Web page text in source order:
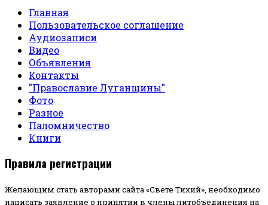
Главная
Пользовательское соглашение
Аудиозаписи
Видео
Объявления
Контакты
"Православие Луганщины"
Фото
Разное
Паломничество
Книги
Правила регистрации
Желающим стать авторами сайта «Свете Тихий», необходимо
написать заявление о принятии в члены литобъединения на